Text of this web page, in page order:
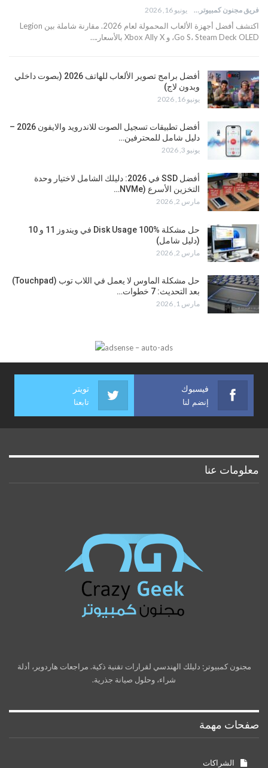
فريق مجنون كمبيوتر يونيو 16, 2026
اكتشف أفضل أجهزة الألعاب المحمولة لعام 2026. مقارنة شاملة بين Legion
Go S، Steam Deck OLED، و Xbox Ally X بالأسعار.…
أفضل برامج تصوير الألعاب للهاتف 2026 (بصوت داخلي
وبدون لاج)
يونيو 16, 2026
أفضل تطبيقات تسجيل الصوت للاندرويد والايفون 2026 –
دليل شامل للمحترفين…
يونيو 3, 2026
أفضل SSD في 2026: دليلك الشامل لاختيار وحدة
التخزين الأسرع (NVMe…
مارس 2, 2026
حل مشكلة Disk Usage 100% في ويندوز 11 و 10
(دليل شامل)
مارس 2, 2026
حل مشكلة الماوس لا يعمل في اللاب توب (Touchpad)
بعد التحديث: 7 خطوات…
مارس 1, 2026
فيسبوك
إنضم لنا
تويتر
تابعنا
معلومات عنا
مجنون كمبيوتر: دليلك الهندسي لقرارات تقنية ذكية. مراجعات هاردوير، أدلة
شراء، وحلول صيانة جذرية.
صفحات مهمة
الشراكات